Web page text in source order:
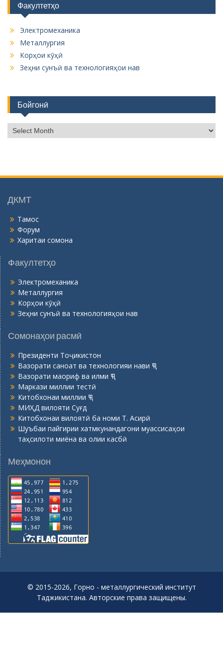
Факултетҳо
Электромеханика
Металлургия
Корҳои кӯҳӣ
Зеҳни сунъӣ ва технологияҳои нав
Бойгонӣ
о
н
ДКМТ
Тамос
Форум
Харитаи сомона
Факултетҳо
Электромеханика
Металлургия
Корҳои кӯҳӣ
Зеҳни сунъӣ ва технологияҳои нав
Сомонаҳои расмӣ
Президенти Тоҷикистон
Вазорати саноат ва технологияи нави ҶТ
Вазорати маориф ва илми ҶТ
Маркази миллии тестӣ
Китобхонаи миллии ҶТ
МИҲД вилояти Суғд
Китобхонаи вилоятӣ ба номи Т. Асирӣ
Шуъбаи пайгирии хатмкунандагони муассисаҳои
таҳсилоти миёна ва олии касбӣ
Меҳмонон
© 2015-2026, Горно - металлургический институт
Таджикистана. Авторские права защищены.